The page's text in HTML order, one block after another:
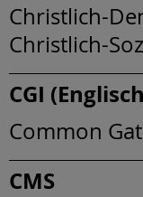
Christlich-
Christlich-
CGI
Common
CMS